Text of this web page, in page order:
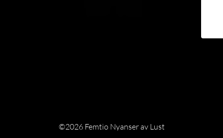
©2026 Femtio Nyanser av Lust